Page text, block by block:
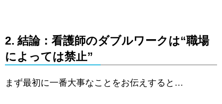
2. 結論：看護師のダブルワークは“職場
によっては禁止”
まず最初に一番大事なことをお伝えすると…